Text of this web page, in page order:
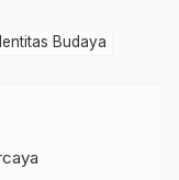
Budaya